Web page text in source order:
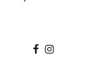
wir wir